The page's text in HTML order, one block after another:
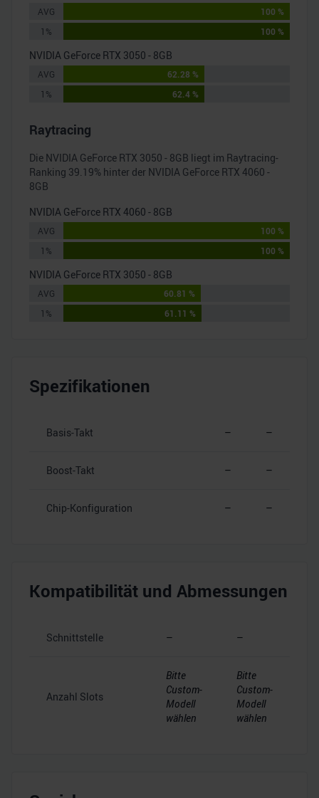
AVG
100 %
1%
100 %
NVIDIA GeForce RTX 3050 - 8GB
AVG
62.28 %
1%
62.4 %
Raytracing
Die NVIDIA GeForce RTX 3050 - 8GB liegt im Raytracing-
Ranking 39.19% hinter der NVIDIA GeForce RTX 4060 -
8GB
NVIDIA GeForce RTX 4060 - 8GB
AVG
100 %
1%
100 %
NVIDIA GeForce RTX 3050 - 8GB
AVG
60.81 %
1%
61.11 %
Spezifikationen
Basis-Takt – –
Boost-Takt – –
Chip-Konfiguration – –
Kompatibilität und Abmessungen
Schnittstelle – –
Anzahl Slots
Bitte
Custom-
Modell
wählen
Bitte
Custom-
Modell
wählen